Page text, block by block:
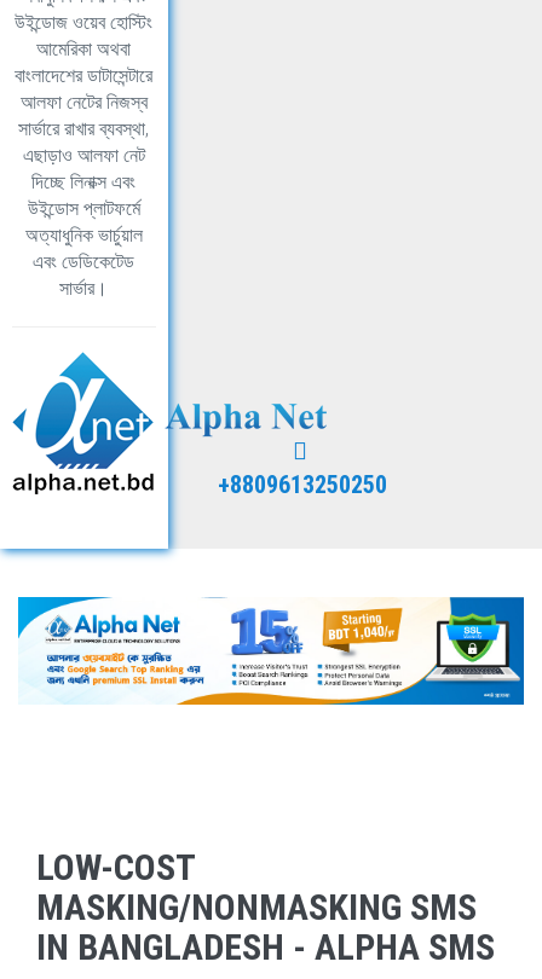
উইন্ডোজ ওয়েব হোস্টিং
আমেরিকা অথবা
বাংলাদেশের ডাটাসেন্টারে
আলফা নেটের নিজস্ব
সার্ভারে রাখার ব্যবস্থা,
এছাড়াও আলফা নেট
দিচ্ছে লিনাক্স এবং
উইন্ডোস প্লাটফর্মে
অত্যাধুনিক ভার্চুয়াল
এবং ডেডিকেটেড
সার্ভার।
+8809613250250
LOW-COST
MASKING/NONMASKING SMS
IN BANGLADESH - ALPHA SMS